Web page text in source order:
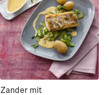
Zander mit